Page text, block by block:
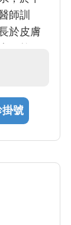
師訓
於皮膚
患、醫
掛號